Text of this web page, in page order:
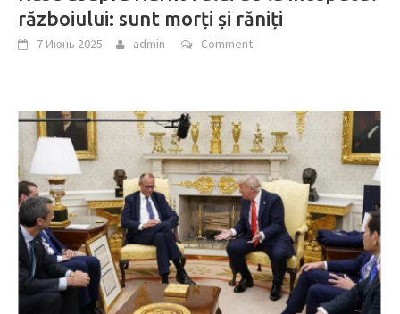
războiului: sunt morți și răniți
7 Июнь 2025 admin Comment